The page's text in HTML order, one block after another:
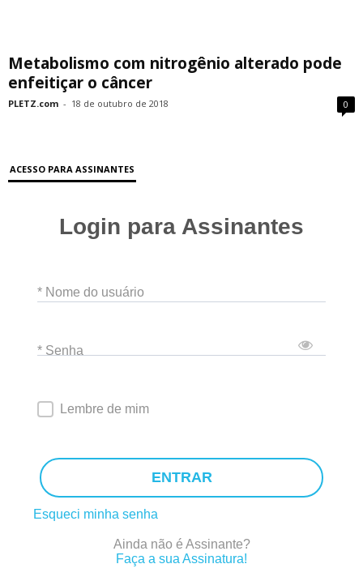
Metabolismo com nitrogênio alterado pode
enfeitiçar o câncer
PLETZ.com - 18 de outubro de 2018 0
ACESSO PARA ASSINANTES
Login para Assinantes
* Nome do usuário
* Senha
Lembre de mim
ENTRAR
Esqueci minha senha
Ainda não é Assinante?
Faça a sua Assinatura!